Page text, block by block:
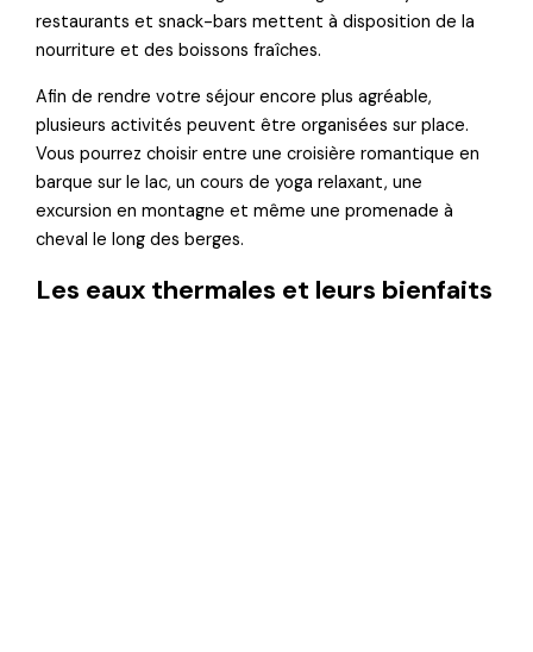
restaurants et snack-bars mettent à disposition de la
nourriture et des boissons fraîches.
Afin de rendre votre séjour encore plus agréable,
plusieurs activités peuvent être organisées sur place.
Vous pourrez choisir entre une croisière romantique en
barque sur le lac, un cours de yoga relaxant, une
excursion en montagne et même une promenade à
cheval le long des berges.
Les eaux thermales et leurs bienfaits